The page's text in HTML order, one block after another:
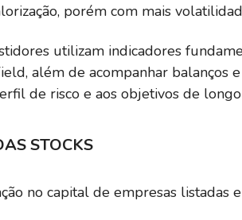
porém com mais
utilizam indicadores
além de acompanhar balanços
de risco e aos objetivos de
STOCKS
no capital de empresas listadas